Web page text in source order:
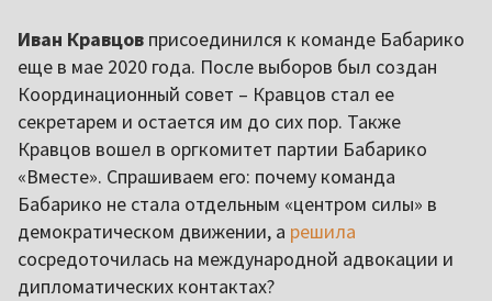
Иван Кравцов присоединился к команде Бабарико
еще в мае 2020 года. После выборов был создан
Координационный совет – Кравцов стал ее
секретарем и остается им до сих пор. Также
Кравцов вошел в оргкомитет партии Бабарико
«Вместе». Спрашиваем его: почему команда
Бабарико не стала отдельным «центром силы» в
демократическом движении, а решила
сосредоточилась на международной адвокации и
дипломатических контактах?